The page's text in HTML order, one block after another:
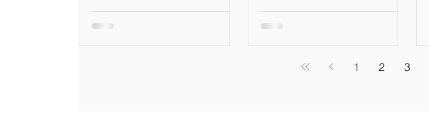
Kamenz für den Schritt
entscheiden, in Zukunft über
Plattformen Instagram und
1 2 3